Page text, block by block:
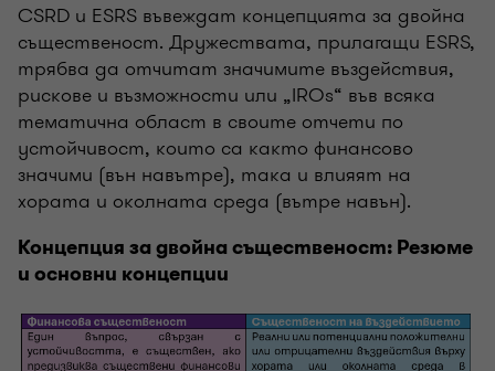
CSRD и ESRS въвеждат концепцията за двойна
същественост. Дружествата, прилагащи ESRS,
трябва да отчитат значимите въздействия,
рискове и възможности или „IROs“ във всяка
тематична област в своите отчети по
устойчивост, които са както финансово
значими (вън навътре), така и влияят на
хората и околната среда (вътре навън).
Концепция за двойна същественост: Резюме
и основни концепции